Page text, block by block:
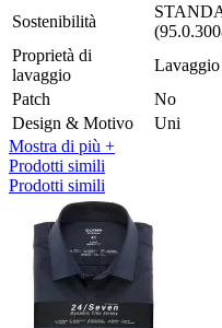
Sostenibilità
Proprietà di
lavaggio
Patch
No
Design & Motivo
Uni
Mostra di più +
Prodotti simili
Prodotti simili